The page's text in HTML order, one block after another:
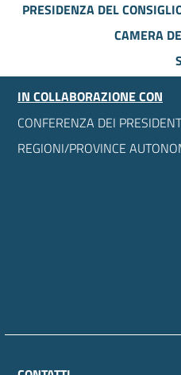
PRESIDENZA DEL
CAMERA
IN COLLABORAZIONE CON
CONFERENZA DEI
REGIONI/PROVINCE